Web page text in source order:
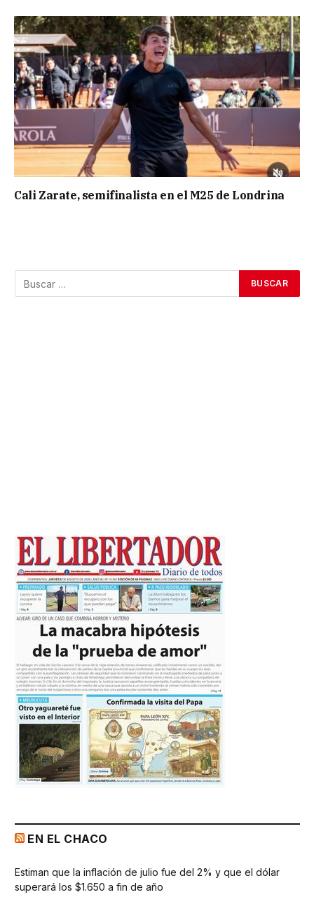
Cali Zarate, semifinalista en el M25 de Londrina
EN EL CHACO
Estiman que la inflación de julio fue del 2% y que el dólar
superará los $1.650 a fin de año